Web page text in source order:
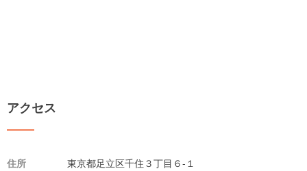
アクセス
住所 東京都足立区千住３丁目６-１